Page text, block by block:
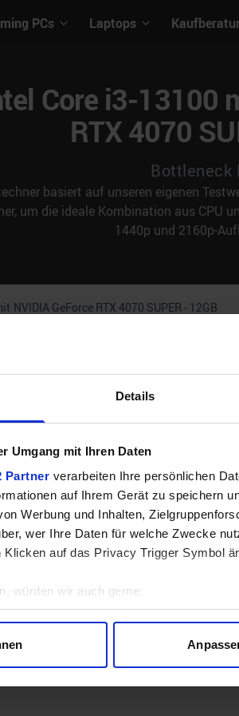
Details
Umgang mit Ihren Daten
Partner verarbeiten Ihre persönlichen
auf Ihrem Gerät zu speichern
Werbung und Inhalten,
wer Ihre Daten für welche Zwecke
Klicken auf das Privacy Trigger Symbol
würden wir auch gerne:
Ihre geografische Lage erfassen,
wie Ihre persönlichen Daten
PCs Laptops
Core i3-13100
RTX 4070
Bottleneck
basiert auf unseren eigenen
um die ideale Kombination aus CPU
1440p und 2160p-
NVIDIA GeForce RTX 4070 SUPER - 12GB
sich aktuell in der Beta-Phase!
Lade